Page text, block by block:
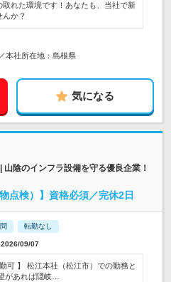
取れた環境です！あなたも、当社で新
か？
本社所在地：島根県
気になる
陰のインフラ設備を守る優良企業！
点検）】資格必須／完休2日
転勤なし
09/07
可 】 松江本社（松江市）での勤務と
があれば隠岐…